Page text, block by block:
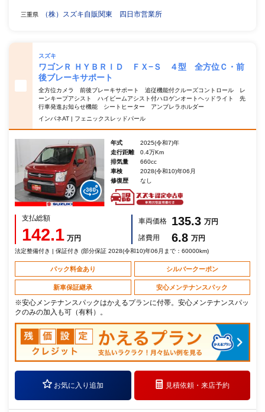
三重県 （株）スズキ自販関東 四日市営業所
スズキ
ワゴンＲ ＨＹＢＲＩＤ ＦＸ−Ｓ ４型 全方位Ｃ・前
後ブレーキサポート
全方位カメラ 前後ブレーキサポート 追従機能付クルーズコントロール レ
ーンキープアシスト ハイビームアシスト付ハロゲンオートヘッドライト 先
行車発進お知らせ機能 シートヒーター アンブレラホルダー
インパネAT | フェニックスレッドパール
年式
2025(令和7)年
走行距離
0.4万Km
排気量
660cc
車検
2028(令和10)年06月
修復歴
なし
支払総額
142.1 万円
車両価格 135.3 万円
諸費用
6.8 万円
法定整備付き | 保証付き (部分保証 2028(令和10)年06月まで：60000km)
パック料金あり シルバークーポン
新車保証継承 安心メンテナンスパック
※安心メンテナンスパックはかえるプランに付帯。安心メンテナンスパッ
クのみの加入も可（有料）。
お気に入り追加 見積依頼・来店予約